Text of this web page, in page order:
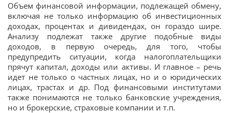
Объем финансовой информации, подлежащей обмену,
включая не только информацию об инвестиционных
доходах, процентах и дивидендах, он гораздо шире.
Анализу подлежат также другие подобные виды
доходов, в первую очередь, для того, чтобы
предупредить ситуации, когда налогоплательщики
прячут капитал, доходы или активы. И главное – речь
идет не только о частных лицах, но и о юридических
лицах, трастах и др. Под финансовыми институтами
также понимаются не только банковские учреждения,
но и брокерские, страховые компании и т.п.